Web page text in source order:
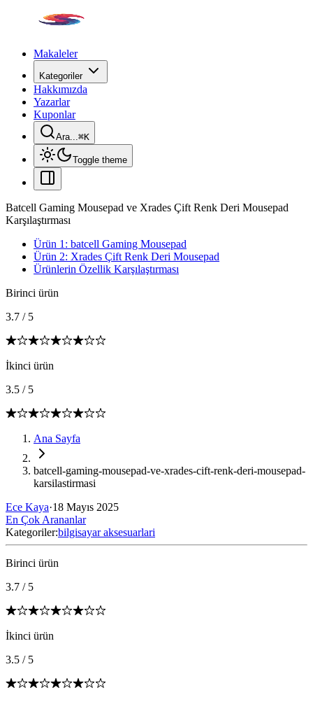
Makaleler
Kategoriler
Hakkımızda
Yazarlar
Kuponlar
Ara...⌘K
Toggle theme
Batcell Gaming Mousepad ve Xrades Çift Renk Deri Mousepad
Karşılaştırması
Ürün 1: batcell Gaming Mousepad
Ürün 2: Xrades Çift Renk Deri Mousepad
Ürünlerin Özellik Karşılaştırması
Birinci ürün
3.7 / 5
İkinci ürün
3.5 / 5
Ana Sayfa
batcell-gaming-mousepad-ve-xrades-cift-renk-deri-mousepad-
karsilastirmasi
Ece Kaya·18 Mayıs 2025
En Çok Arananlar
Kategoriler:bilgisayar aksesuarlari
Birinci ürün
3.7 / 5
İkinci ürün
3.5 / 5